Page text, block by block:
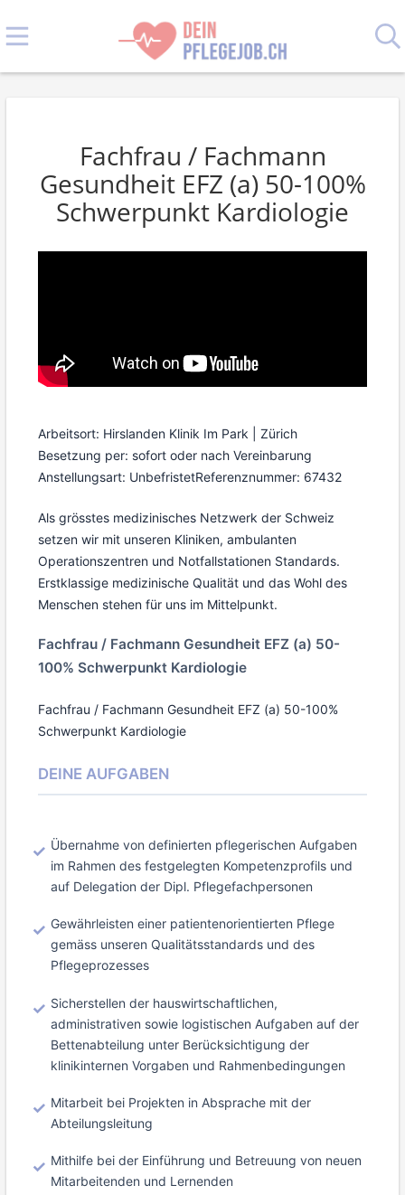
Fachfrau / Fachmann
Gesundheit EFZ (a) 50-100%
Schwerpunkt Kardiologie
Arbeitsort: Hirslanden Klinik Im Park | Zürich
Besetzung per: sofort oder nach Vereinbarung
Anstellungsart: UnbefristetReferenznummer: 67432
Als grösstes medizinisches Netzwerk der Schweiz
setzen wir mit unseren Kliniken, ambulanten
Operationszentren und Notfallstationen Standards.
Erstklassige medizinische Qualität und das Wohl des
Menschen stehen für uns im Mittelpunkt.
Fachfrau / Fachmann Gesundheit EFZ (a) 50-
100% Schwerpunkt Kardiologie
Fachfrau / Fachmann Gesundheit EFZ (a) 50-100%
Schwerpunkt Kardiologie
DEINE AUFGABEN
Übernahme von definierten pflegerischen Aufgaben
im Rahmen des festgelegten Kompetenzprofils und
auf Delegation der Dipl. Pflegefachpersonen
Gewährleisten einer patientenorientierten Pflege
gemäss unseren Qualitätsstandards und des
Pflegeprozesses
Sicherstellen der hauswirtschaftlichen,
administrativen sowie logistischen Aufgaben auf der
Bettenabteilung unter Berücksichtigung der
klinikinternen Vorgaben und Rahmenbedingungen
Mitarbeit bei Projekten in Absprache mit der
Abteilungsleitung
Mithilfe bei der Einführung und Betreuung von neuen
Mitarbeitenden und Lernenden